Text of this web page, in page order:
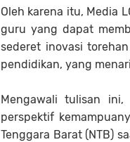
Oleh karena itu, Media
guru yang dapat
sederet inovasi
pendidikan, yang
Mengawali tulisan
perspektif
Tenggara Barat (NTB)